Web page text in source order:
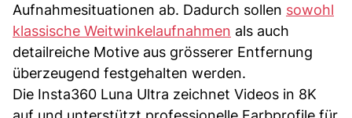
Aufnahmesituationen ab. Dadurch sollen sowohl
klassische Weitwinkelaufnahmen als auch
detailreiche Motive aus grösserer Entfernung
überzeugend festgehalten werden.
Die Insta360 Luna Ultra zeichnet Videos in 8K